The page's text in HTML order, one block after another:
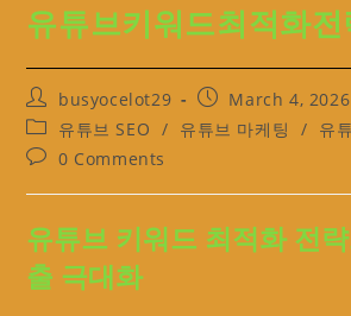
유튜브키워드최적화
Post
author:
busyocelot29
Post
published:
March 4, 2026
Post
category:
유튜브 SEO / 유튜브 마케팅 / 유
Post0 Comments
유튜브 키워드 최적화 전
출 극대화